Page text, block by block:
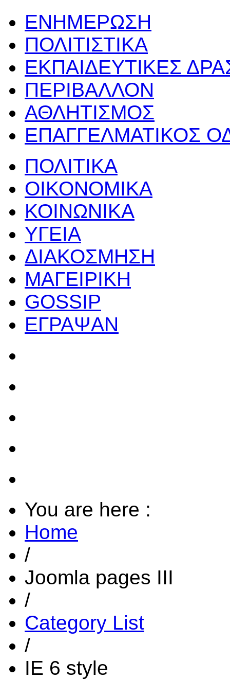
ΕΝΗΜΕΡΩΣΗ
ΠΟΛΙΤΙΣΤΙΚΑ
ΕΚΠΑΙΔΕΥΤΙΚΕΣ
ΠΕΡΙΒΑΛΛΟΝ
ΑΘΛΗΤΙΣΜΟΣ
ΕΠΑΓΓΕΛΜΑΤΙΚΟΣ
ΠΟΛΙΤΙΚΑ
ΟΙΚΟΝΟΜΙΚΑ
ΚΟΙΝΩΝΙΚΑ
ΥΓΕΙΑ
ΔΙΑΚΟΣΜΗΣΗ
ΜΑΓΕΙΡΙΚΗ
GOSSIP
ΕΓΡΑΨΑΝ
You are here :
Home
/
Joomla pages III
/
Category List
/
IE 6 style